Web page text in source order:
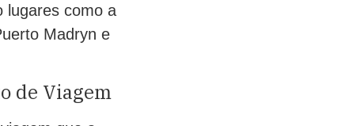
lugares como a
Madryn e
de Viagem